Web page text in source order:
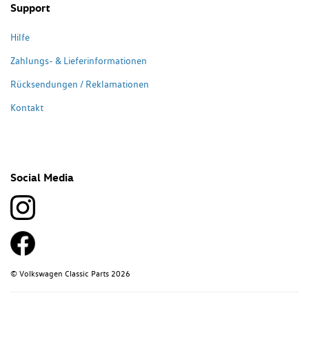
Support
Hilfe
Zahlungs- & Lieferinformationen
Rücksendungen / Reklamationen
Kontakt
Social Media
© Volkswagen Classic Parts 2026